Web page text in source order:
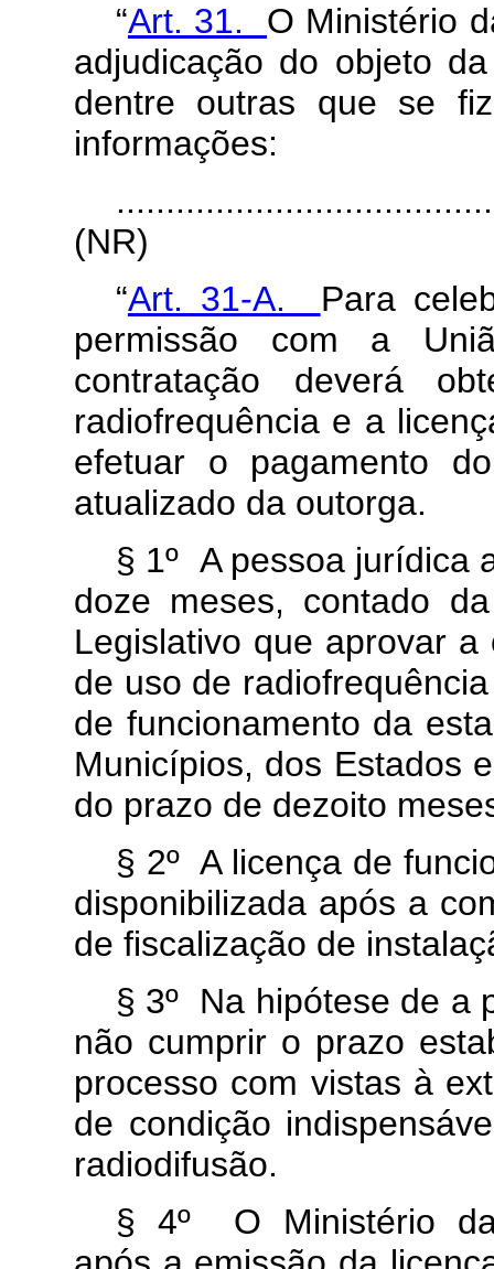
“Art. 31. O Ministério
adjudicação do objeto
dentre outras que se
informações:
(NR)
“Art. 31-A. Para
permissão com a
contratação deverá
radiofrequência e a
efetuar o pagamento
atualizado da outorga.
§ 1º A pessoa jurídica
doze meses, contado
Legislativo que aprovar
de uso de
de funcionamento da
Municípios, dos Estados
do prazo de dezoito
§ 2º A licença de
disponibilizada após a
de fiscalização de
§ 3º Na hipótese de a
não cumprir o prazo
processo com vistas à
de condição
radiodifusão.
§ 4º O Ministério